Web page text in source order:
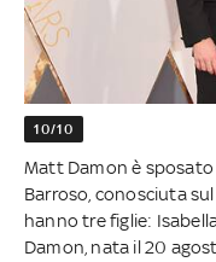
10/10
Matt Damon è
Barroso, conosciuta
hanno tre figlie:
Damon, nata il 20